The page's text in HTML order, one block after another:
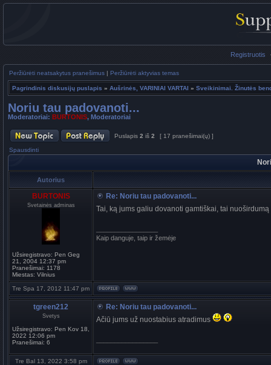
Registruotis
Peržiūrėti neatsakytus pranešimus | Peržiūrėti aktyvias temas
Pagrindinis diskusijų puslapis » Aušrinės, VARINIAI VARTAI » Sveikinimai. Žinutės
Noriu tau padovanoti...
Moderatoriai: BURTONIS, Moderatoriai
Puslapis 2 iš 2 [ 17 pranešimai(ų) ]
Spausdinti
Autorius
BURTONIS
Svetainės adminas
Užsiregistravo: Pen Geg
21, 2004 12:37 pm
Pranešimai: 1178
Miestas: Vilnius
Re: Noriu tau padovanoti...
Tai, ką jums galiu dovanoti gamtiškai, tai nuoširdumą
Kaip danguje, taip ir žemėje
Tre Spa 17, 2012 11:47 pm
tgreen212
Svetys
Užsiregistravo: Pen Kov 18,
2022 12:06 pm
Pranešimai: 6
Re: Noriu tau padovanoti...
Ačiū jums už nuostabius atradimus
Tre Bal 13, 2022 3:58 pm